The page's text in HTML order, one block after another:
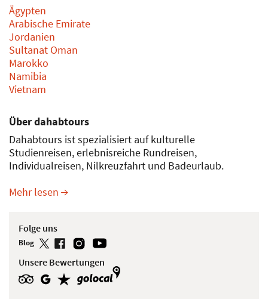
Vietnam
Ausflüge
Ägypten
Arabische Emirate
Jordanien
Marokko
Namibia
Vietnam
Über dahabtours
Dahabtours ist spezialisiert auf kulturelle
Mehr lesen
Folge uns